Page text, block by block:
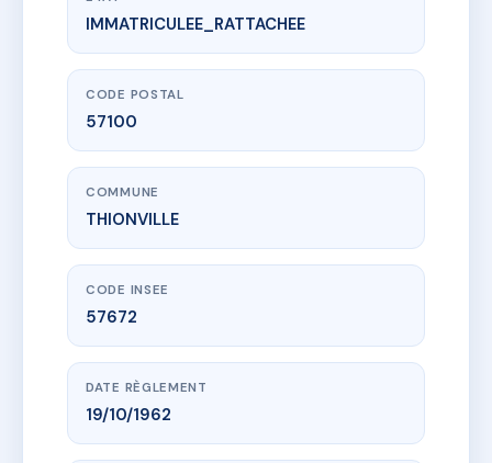
www.vme.plus/AC6500854
1 RUE DES GRAINS
1 r des grains57100 THIONVILLE
IMMATRICULEE_RATTACHEE
CODE POSTAL
57100
COMMUNE
THIONVILLE
CODE INSEE
57672
DATE RÈGLEMENT
19/10/1962